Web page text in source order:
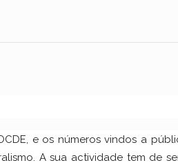
e os números vindos a
A sua actividade tem de